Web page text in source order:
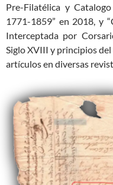
Pre-Filatélica y
1771-1859” en 2018, y
Interceptada por
Siglo XVIII y principios
artículos en diversas